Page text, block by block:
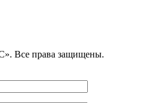
Все права защищены.